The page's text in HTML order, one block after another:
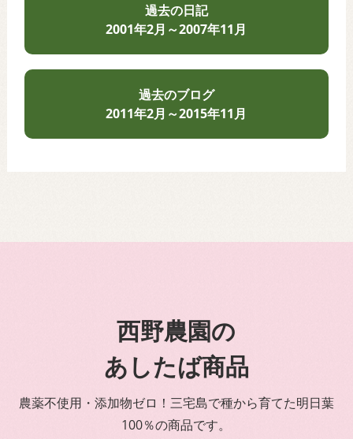
過去の日記
2001年2月～2007年11月
過去のブログ
2011年2月～2015年11月
西野農園の
あしたば商品
農薬不使用・添加物ゼロ！三宅島で種から育てた明日葉
100％の商品です。